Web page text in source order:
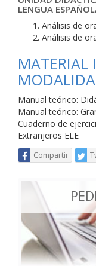
LENGUA
Análisis de
Análisis de
MATERIAL
Manual teórico:
Manual teórico:
Cuaderno de
Extranjeros ELE
Compartir